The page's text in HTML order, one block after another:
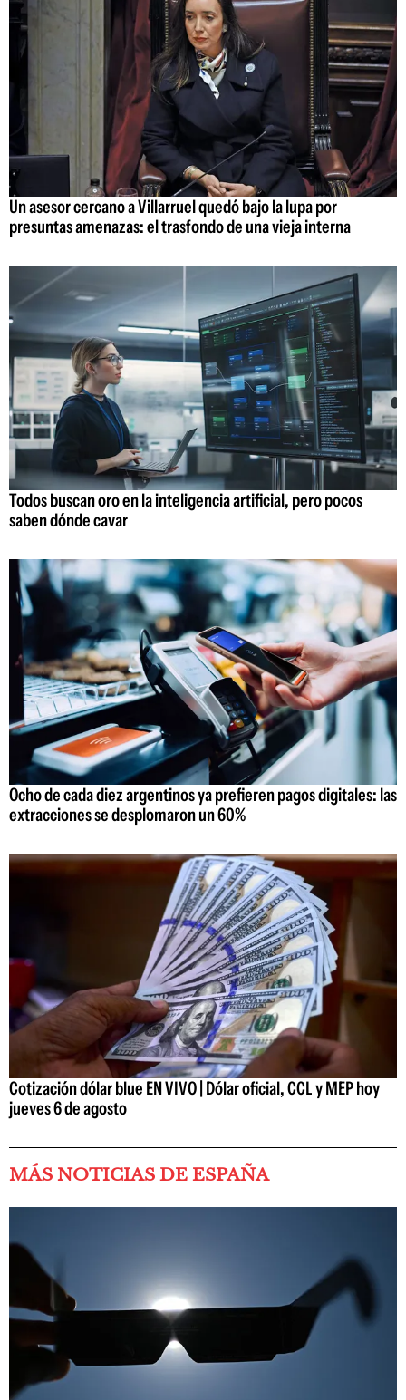
Un asesor cercano a Villarruel quedó bajo la lupa por
presuntas amenazas: el trasfondo de una vieja interna
Todos buscan oro en la inteligencia artificial, pero pocos
saben dónde cavar
Ocho de cada diez argentinos ya prefieren pagos digitales: las
extracciones se desplomaron un 60%
Cotización dólar blue EN VIVO | Dólar oficial, CCL y MEP hoy
jueves 6 de agosto
MÁS NOTICIAS DE ESPAÑA